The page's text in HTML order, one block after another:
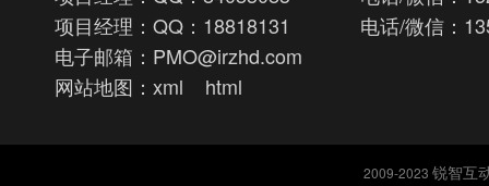
项目经理：QQ：18818131
电话/微信：
电子邮箱：PMO@irzhd.com
网站地图： xml html
2009-2023 锐智互